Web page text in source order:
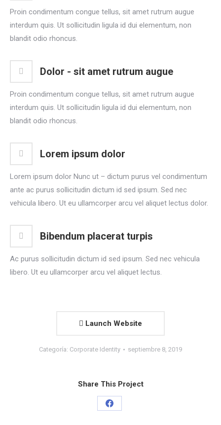
Proin condimentum congue tellus, sit amet rutrum augue
interdum quis. Ut sollicitudin ligula id dui elementum, non
blandit odio rhoncus.
Dolor - sit amet rutrum augue
Proin condimentum congue tellus, sit amet rutrum augue
interdum quis. Ut sollicitudin ligula id dui elementum, non
blandit odio rhoncus.
Lorem ipsum dolor
Lorem ipsum dolor Nunc ut – dictum purus vel condimentum
ante ac purus sollicitudin dictum id sed ipsum. Sed nec
vehicula libero. Ut eu ullamcorper arcu vel aliquet lectus dolor.
Bibendum placerat turpis
Ac purus sollicitudin dictum id sed ipsum. Sed nec vehicula
libero. Ut eu ullamcorper arcu vel aliquet lectus.
Launch Website
Categoría: Corporate Identity septiembre 8, 2019
Share This Project
Share